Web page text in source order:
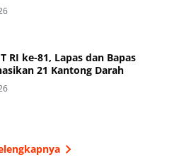
RI ke-81, Lapas dan Bapas
21 Kantong Darah